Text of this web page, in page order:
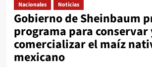
Nacionales Noticias
Gobierno de Sheinbaum
programa para conservar
comercializar el maíz
mexicano